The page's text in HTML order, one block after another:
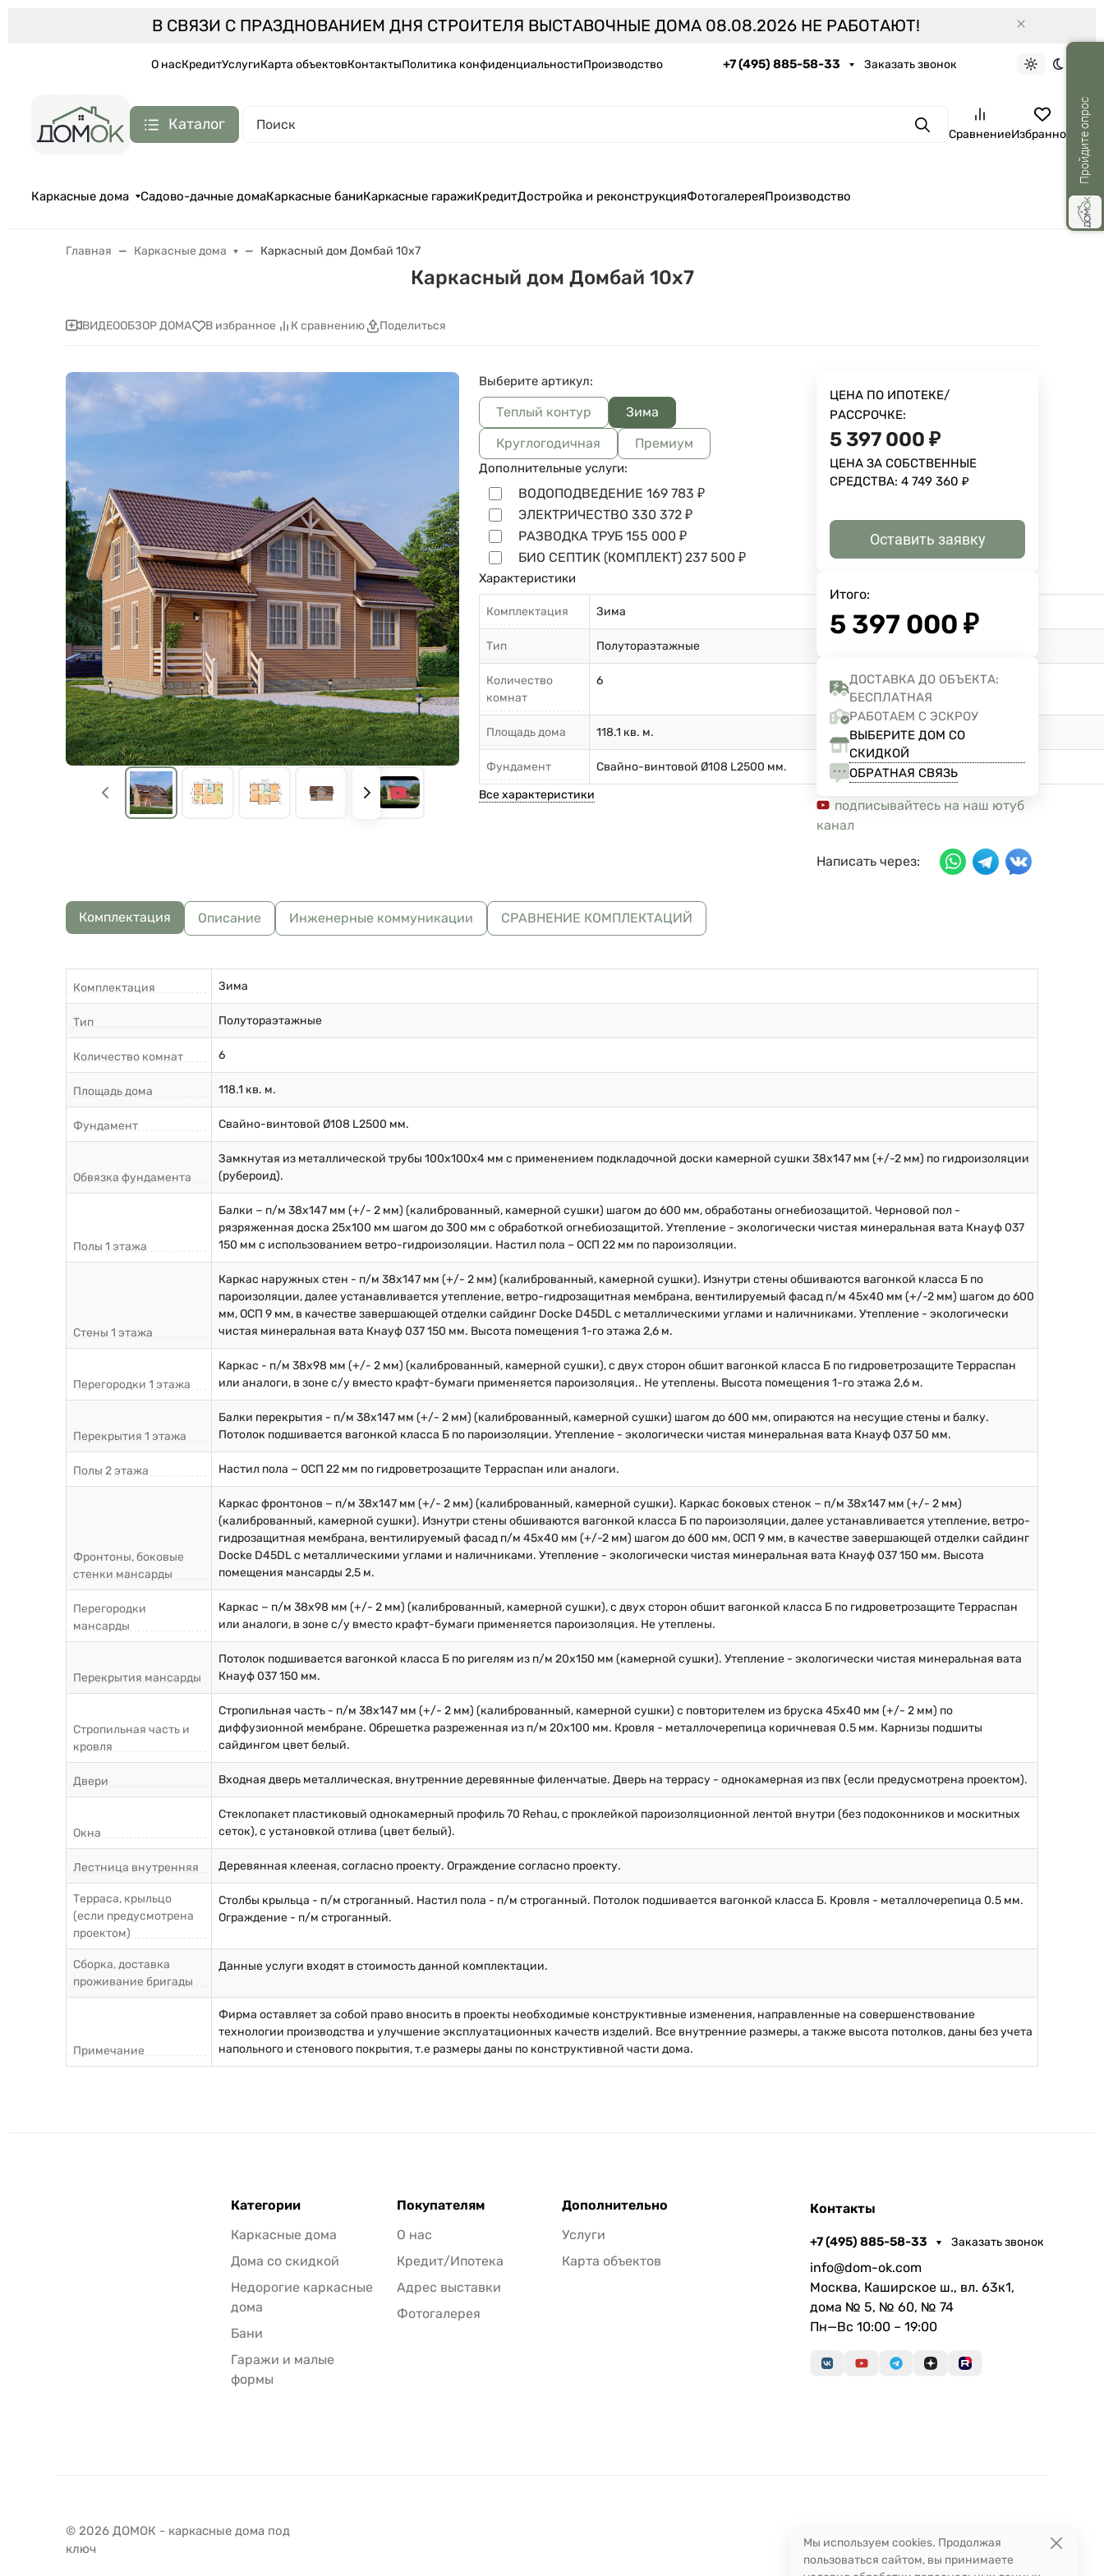
В СВЯЗИ С ПРАЗДНОВАНИЕМ ДНЯ СТРОИТЕЛЯ ВЫСТАВОЧНЫЕ ДОМА 08.08.2026 НЕ РАБОТАЮТ!
О насКредитУслугиКарта объектовКонтактыПолитика конфиденциальностиПроизводство +7 (495) 885-58-33 Заказать звонок
СветлаяТемная
Каталог ПоискСравнениеИзбранное
Каркасные дома Садово-дачные домаКаркасные баниКаркасные гаражиКредитДостройка и реконструкцияФотогалереяПроизводство
Главная Каркасные дома Каркасный дом Домбай 10x7
Каркасный дом Домбай 10x7
ВИДЕООБЗОР ДОМА В избранное К сравнению Поделиться
Выберите артикул:
Теплый контур
Зима
Круглогодичная
Премиум
Дополнительные услуги:
ВОДОПОДВЕДЕНИЕ169 783 ₽
ЭЛЕКТРИЧЕСТВО330 372 ₽
РАЗВОДКА ТРУБ155 000 ₽
БИО СЕПТИК (КОМПЛЕКТ)237 500 ₽
Характеристики
Комплектация Зима
Тип Полутораэтажные
Количество
комнат
6
Площадь дома 118.1 кв. м.
Фундамент
Свайно-винтовой Ø108 L2500 мм.
Все характеристики
ЦЕНА ПО ИПОТЕКЕ/
РАССРОЧКЕ:
5 397 000 ₽
ЦЕНА ЗА СОБСТВЕННЫЕ
СРЕДСТВА:4 749 360₽
Оставить заявку
Итого:
5 397 000 ₽
ДОСТАВКА ДО ОБЪЕКТА:
БЕСПЛАТНАЯ
РАБОТАЕМ С ЭСКРОУ
ВЫБЕРИТЕ ДОМ СО
СКИДКОЙ
ОБРАТНАЯ СВЯЗЬ
подписывайтесь на наш ютуб
канал
Написать через:
Комплектация Описание Инженерные коммуникации СРАВНЕНИЕ КОМПЛЕКТАЦИЙ
Комплектация Зима
Тип Полутораэтажные
Количество комнат 6
Площадь дома 118.1 кв. м.
Фундамент Свайно-винтовой Ø108 L2500 мм.
Обвязка фундамента
Замкнутая из металлической трубы 100х100х4 мм с применением подкладочной доски камерной сушки 38х147 мм (+/-2 мм) по гидроизоляции
(рубероид).
Полы 1 этажа
Балки − п/м 38х147 мм (+/- 2 мм) (калиброванный, камерной сушки) шагом до 600 мм, обработаны огнебиозащитой. Черновой пол -
рязряженная доска 25х100 мм шагом до 300 мм с обработкой огнебиозащитой. Утепление - экологически чистая минеральная вата Кнауф 037
150 мм с использованием ветро-гидроизоляции. Настил пола – ОСП 22 мм по пароизоляции.
Стены 1 этажа
Каркас наружных стен - п/м 38х147 мм (+/- 2 мм) (калиброванный, камерной сушки). Изнутри стены обшиваются вагонкой класса Б по
пароизоляции, далее устанавливается утепление, ветро-гидрозащитная мембрана, вентилируемый фасад п/м 45х40 мм (+/-2 мм) шагом до 600
мм, ОСП 9 мм, в качестве завершающей отделки сайдинг Docke D45DL с металлическими углами и наличниками. Утепление - экологически
чистая минеральная вата Кнауф 037 150 мм. Высота помещения 1-го этажа 2,6 м.
Перегородки 1 этажа
Каркас - п/м 38х98 мм (+/- 2 мм) (калиброванный, камерной сушки), с двух сторон обшит вагонкой класса Б по гидроветрозащите Терраспан
или аналоги, в зоне с/у вместо крафт-бумаги применяется пароизоляция.. Не утеплены. Высота помещения 1-го этажа 2,6 м.
Перекрытия 1 этажа
Балки перекрытия - п/м 38х147 мм (+/- 2 мм) (калиброванный, камерной сушки) шагом до 600 мм, опираются на несущие стены и балку.
Потолок подшивается вагонкой класса Б по пароизоляции. Утепление - экологически чистая минеральная вата Кнауф 037 50 мм.
Полы 2 этажа Настил пола − ОСП 22 мм по гидроветрозащите Терраспан или аналоги.
Фронтоны, боковые
стенки мансарды
Каркас фронтонов − п/м 38х147 мм (+/- 2 мм) (калиброванный, камерной сушки). Каркас боковых стенок − п/м 38х147 мм (+/- 2 мм)
(калиброванный, камерной сушки). Изнутри стены обшиваются вагонкой класса Б по пароизоляции, далее устанавливается утепление, ветро-
гидрозащитная мембрана, вентилируемый фасад п/м 45х40 мм (+/-2 мм) шагом до 600 мм, ОСП 9 мм, в качестве завершающей отделки сайдинг
Docke D45DL с металлическими углами и наличниками. Утепление - экологически чистая минеральная вата Кнауф 037 150 мм. Высота
помещения мансарды 2,5 м.
Перегородки
мансарды
Каркас − п/м 38х98 мм (+/- 2 мм) (калиброванный, камерной сушки), с двух сторон обшит вагонкой класса Б по гидроветрозащите Терраспан
или аналоги, в зоне с/у вместо крафт-бумаги применяется пароизоляция. Не утеплены.
Перекрытия мансарды
Потолок подшивается вагонкой класса Б по ригелям из п/м 20х150 мм (камерной сушки). Утепление - экологически чистая минеральная вата
Кнауф 037 150 мм.
Стропильная часть и
кровля
Стропильная часть - п/м 38х147 мм (+/- 2 мм) (калиброванный, камерной сушки) с повторителем из бруска 45х40 мм (+/- 2 мм) по
диффузионной мембране. Обрешетка разреженная из п/м 20х100 мм. Кровля - металлочерепица коричневая 0.5 мм. Карнизы подшиты
сайдингом цвет белый.
Двери Входная дверь металлическая, внутренние деревянные филенчатые. Дверь на террасу - однокамерная из пвх (если предусмотрена проектом).
Окна
Стеклопакет пластиковый однокамерный профиль 70 Rehau, с проклейкой пароизоляционной лентой внутри (без подоконников и москитных
сеток), с установкой отлива (цвет белый).
Лестница внутренняя Деревянная клееная, согласно проекту. Ограждение согласно проекту.
Терраса, крыльцо
(если предусмотрена
проектом)
Столбы крыльца - п/м строганный. Настил пола - п/м строганный. Потолок подшивается вагонкой класса Б. Кровля - металлочерепица 0.5 мм.
Ограждение - п/м строганный.
Сборка, доставка
проживание бригады
Данные услуги входят в стоимость данной комплектации.
Примечание
Фирма оставляет за собой право вносить в проекты необходимые конструктивные изменения, направленные на совершенствование
технологии производства и улучшение эксплуатационных качеств изделий. Все внутренние размеры, а также высота потолков, даны без учета
напольного и стенового покрытия, т.е размеры даны по конструктивной части дома.
Категории
Каркасные дома
Дома со скидкой
Недорогие каркасные
дома
Бани
Гаражи и малые
формы
Покупателям
О нас
Кредит/Ипотека
Адрес выставки
Фотогалерея
Дополнительно
Услуги
Карта объектов
Контакты
+7 (495) 885-58-33 Заказать звонок
info@dom-ok.com
Москва, Каширское ш., вл. 63к1,
дома № 5, № 60, № 74
Пн—Вс 10:00 – 19:00
© 2026 ДОМОК - каркасные дома под
ключ
Мы используем cookies. Продолжая
пользоваться сайтом, вы принимаете
Пройдите опрос